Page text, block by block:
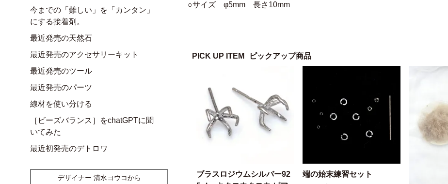
○サイズ φ5mm 長さ10mm
PICK UP ITEM ピックアップ商品
ブラスロジウムシルバー92
端の始末練習セット
今までの「難しい」を「カンタン」
にする接着剤。
最近発売の天然石
最近発売のアクセサリーキット
最近発売のツール
最近発売のパーツ
線材を使い分ける
［ビーズバランス］をchatGPTに聞
いてみた
最近初発売のデトロワ
デザイナー 清水ヨウコから